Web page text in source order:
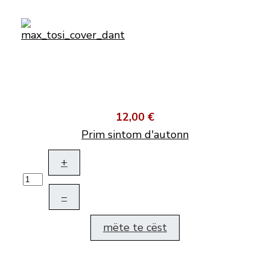
12,00 €
Prim sintom d'autonn
+
–
mëte te cëst